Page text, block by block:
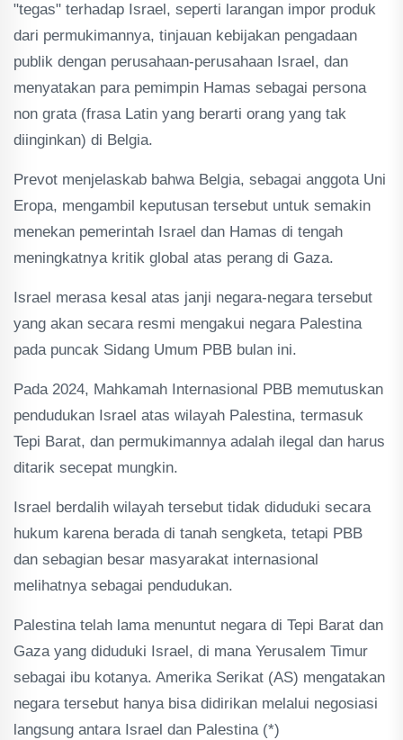
"tegas" terhadap Israel, seperti larangan impor produk
dari permukimannya, tinjauan kebijakan pengadaan
publik dengan perusahaan-perusahaan Israel, dan
menyatakan para pemimpin Hamas sebagai persona
non grata (frasa Latin yang berarti orang yang tak
diinginkan) di Belgia.
Prevot menjelaskab bahwa Belgia, sebagai anggota Uni
Eropa, mengambil keputusan tersebut untuk semakin
menekan pemerintah Israel dan Hamas di tengah
meningkatnya kritik global atas perang di Gaza.
Israel merasa kesal atas janji negara-negara tersebut
yang akan secara resmi mengakui negara Palestina
pada puncak Sidang Umum PBB bulan ini.
Pada 2024, Mahkamah Internasional PBB memutuskan
pendudukan Israel atas wilayah Palestina, termasuk
Tepi Barat, dan permukimannya adalah ilegal dan harus
ditarik secepat mungkin.
Israel berdalih wilayah tersebut tidak diduduki secara
hukum karena berada di tanah sengketa, tetapi PBB
dan sebagian besar masyarakat internasional
melihatnya sebagai pendudukan.
Palestina telah lama menuntut negara di Tepi Barat dan
Gaza yang diduduki Israel, di mana Yerusalem Timur
sebagai ibu kotanya. Amerika Serikat (AS) mengatakan
negara tersebut hanya bisa didirikan melalui negosiasi
langsung antara Israel dan Palestina (*)